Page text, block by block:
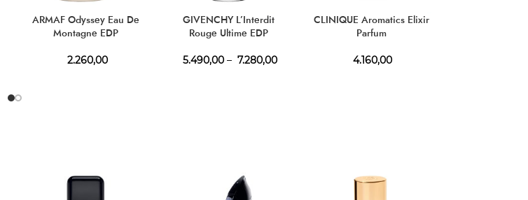
ARMAF Odyssey Eau De
Montagne EDP
2.260,00
GIVENCHY L’Interdit
Rouge Ultime EDP
5.490,00 – 7.280,00
CLINIQUE Aromatics Elixir
Parfum
4.160,00